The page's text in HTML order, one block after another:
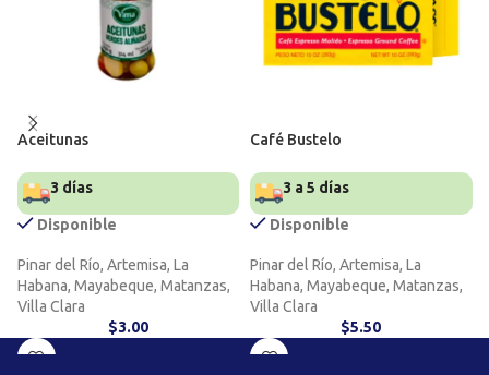
Aceitunas
3 días
Disponible
Pinar del Río, Artemisa, La
Habana, Mayabeque, Matanzas,
Villa Clara
$3.00
Café Bustelo
3 a 5 días
Disponible
Pinar del Río, Artemisa, La
Habana, Mayabeque, Matanzas,
Villa Clara
$5.50